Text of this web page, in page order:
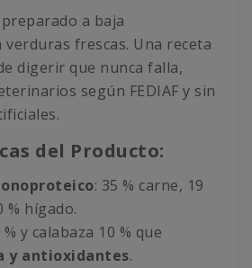
a baja
frescas. Una receta
digerir que nunca falla,
según FEDIAF y sin
del Producto:
: 35 % carne, 19
% hígado.
y calabaza 10 % que
y antioxidantes.